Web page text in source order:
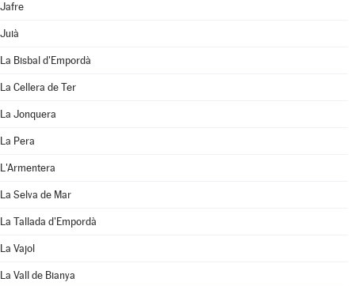
Jafre
Juià
La Bisbal d'Empordà
La Cellera de Ter
La Jonquera
La Pera
L'Armentera
La Selva de Mar
La Tallada d'Empordà
La Vajol
La Vall de Bianya